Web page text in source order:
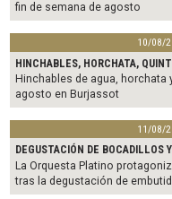
fin de semana de agosto
10/08/
HINCHABLES, HORCHATA,
Hinchables de agua, horchata
agosto en Burjassot
11/08/
DEGUSTACIÓN DE BOCADILLOS
La Orquesta Platino
tras la degustación de